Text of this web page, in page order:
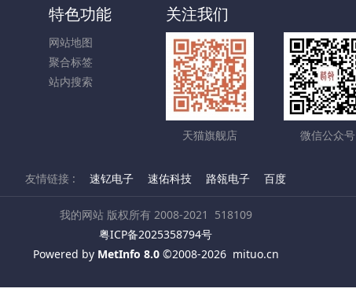
特色功能
网站地图
聚合标签
站内搜索
关注我们
天猫旗舰店 微信公众号
友情链接 : 速钇电子 速佑科技 路瓴电子 百度
我的网站 版权所有 2008-2021
518109
粤ICP备2025358794号
Powered by MetInfo 8.0©2008-2026 mituo.cn